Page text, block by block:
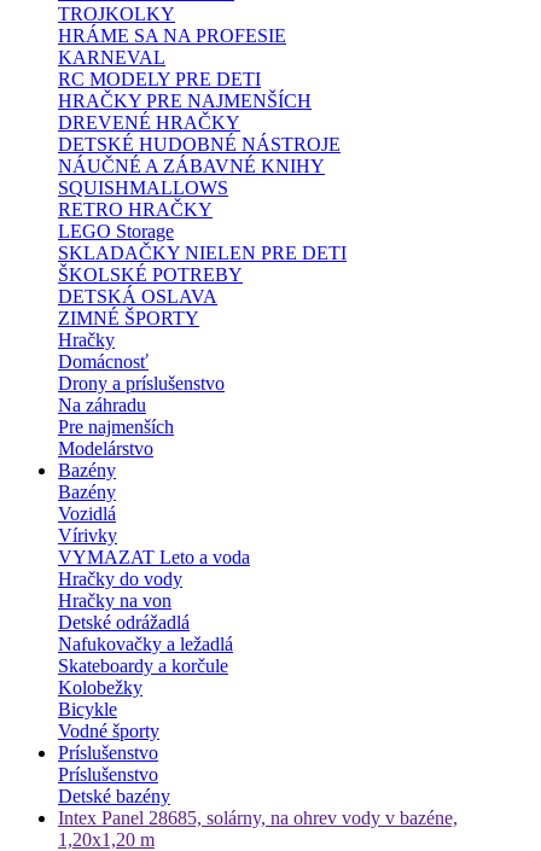
TROJKOLKY
HRÁME SA NA PROFESIE
KARNEVAL
RC MODELY PRE DETI
HRAČKY PRE NAJMENŠÍCH
DREVENÉ HRAČKY
DETSKÉ HUDOBNÉ NÁSTROJE
NÁUČNÉ A ZÁBAVNÉ KNIHY
SQUISHMALLOWS
RETRO HRAČKY
LEGO Storage
SKLADAČKY NIELEN PRE DETI
ŠKOLSKÉ POTREBY
DETSKÁ OSLAVA
ZIMNÉ ŠPORTY
Hračky
Domácnosť
Drony a príslušenstvo
Na záhradu
Pre najmenších
Modelárstvo
Bazény
Bazény
Vozidlá
Vírivky
VYMAZAT Leto a voda
Hračky do vody
Hračky na von
Detské odrážadlá
Nafukovačky a ležadlá
Skateboardy a korčule
Kolobežky
Bicykle
Vodné športy
Príslušenstvo
Príslušenstvo
Detské bazény
Intex Panel 28685, solárny, na ohrev vody v bazéne,
1,20x1,20 m